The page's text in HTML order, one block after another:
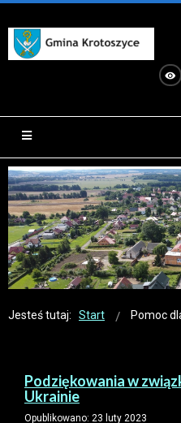
Jesteś tutaj: Start Pomoc
Podziękowania w
Ukrainie
Opublikowano: 23 luty 2023